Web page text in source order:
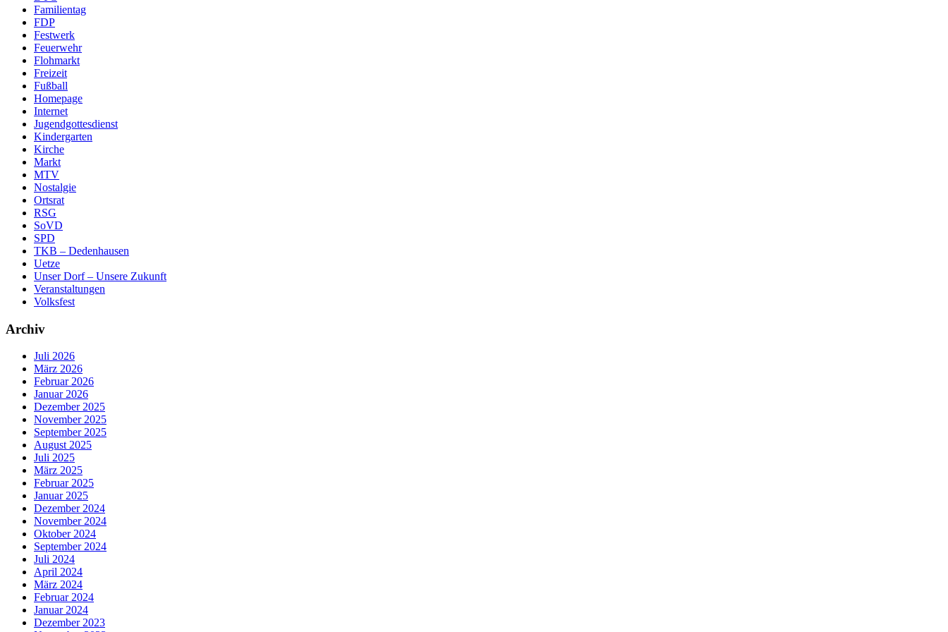
Familientag
FDP
Festwerk
Feuerwehr
Flohmarkt
Freizeit
Fußball
Homepage
Internet
Jugendgottesdienst
Kindergarten
Kirche
Markt
MTV
Nostalgie
Ortsrat
RSG
SoVD
SPD
TKB – Dedenhausen
Uetze
Unser Dorf – Unsere Zukunft
Veranstaltungen
Volksfest
Archiv
Juli 2026
März 2026
Februar 2026
Januar 2026
Dezember 2025
November 2025
September 2025
August 2025
Juli 2025
März 2025
Februar 2025
Januar 2025
Dezember 2024
November 2024
Oktober 2024
September 2024
Juli 2024
April 2024
März 2024
Februar 2024
Januar 2024
Dezember 2023